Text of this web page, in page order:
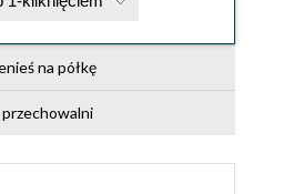
na półkę